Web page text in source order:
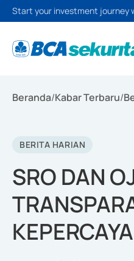
Start your investment journey
Beranda/Kabar Terbaru/
BERITA HARIAN
SRO DAN